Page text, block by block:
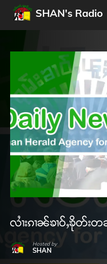
SHAN's Radio
လၢႆးၵၢၼ်ၶၢဝ်ႇၶိုတ်းတ
Hosted by
SHAN